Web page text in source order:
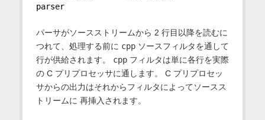
parser
パーサがソースストリームから 2 行目以降を読むに
つれて、処理する前に cppソースフィルタを通して
行が供給されます。 cppフィルタは単に各行を実際
の C プリプロセッサに通します。 C プリプロセッ
サからの出力はそれからフィルタによってソースス
トリームに 再挿入されます。